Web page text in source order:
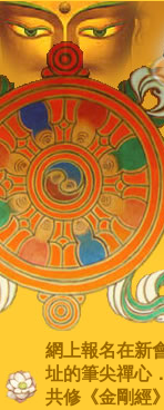
網上報名在新
址的筆尖禪心．
共修《金剛經》